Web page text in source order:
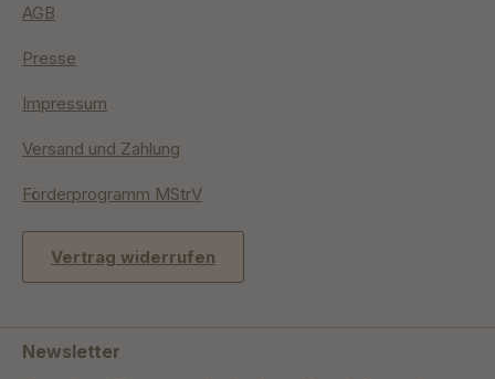
AGB
Presse
Impressum
Versand und Zahlung
Förderprogramm MStrV
Vertrag widerrufen
Newsletter